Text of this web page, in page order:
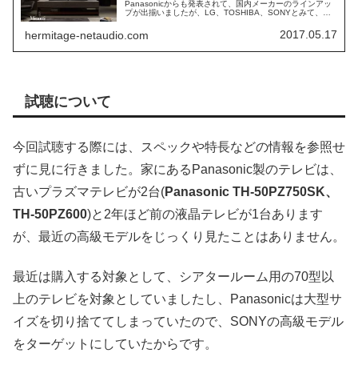
Panasonicからも発表されて、国内メーカーのラインアッ
プが出揃いましたが、LG、TOSHIBA、SONYとみて、
hermitage-netaudio.com 2017.05.17
試聴について
今回試聴する際には、スペックや特長などの情報を参照せ
ずに見に行きました。家にあるPanasonic製のテレビは、
古いプラズマテレビが2台(Panasonic TH-50PZ750SK、
TH-50PZ600)と2年ほど前の液晶テレビが1台あります
が、最近の高級モデルをじっくり見たことはありません。
最近は購入する対象として、シアタールーム用の70型以
上のテレビを対象としていましたし、Panasonicは大型サ
イズを切り捨ててしまっていたので、SONYの高級モデル
をターゲットにしていたからです。